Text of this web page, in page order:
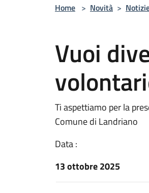
Home > Novità >
Vuoi
Ti aspettiamo per la
Comune di Landriano
Data :
13 ottobre 2025